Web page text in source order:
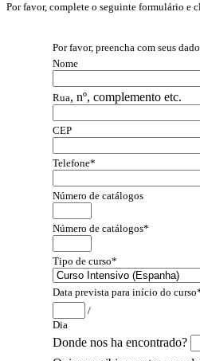
Por favor, complete o seguinte formulário e
Por favor, preencha com seus
Nome
Rua, nº, complemento etc.
CEP
Telefone*
Número de catálogos
Número de catálogos*
Tipo de curso*
Data prevista para início do
/
Dia
Donde nos ha encontrado?